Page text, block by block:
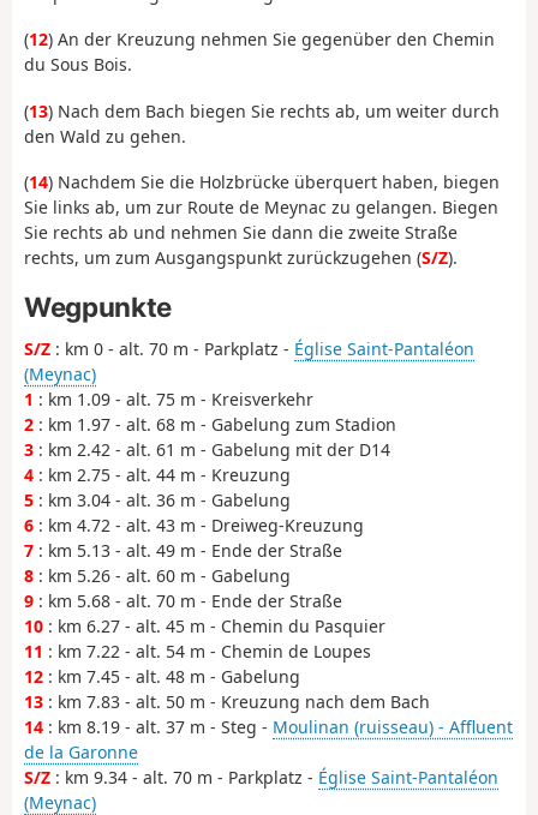
(12) An der Kreuzung nehmen Sie gegenüber den Chemin
du Sous Bois.
(13) Nach dem Bach biegen Sie rechts ab, um weiter durch
den Wald zu gehen.
(14) Nachdem Sie die Holzbrücke überquert haben, biegen
Sie links ab, um zur Route de Meynac zu gelangen. Biegen
Sie rechts ab und nehmen Sie dann die zweite Straße
rechts, um zum Ausgangspunkt zurückzugehen (S/Z).
Wegpunkte
S/Z : km 0 - alt. 70 m - Parkplatz - Église Saint-Pantaléon
(Meynac)
1 : km 1.09 - alt. 75 m - Kreisverkehr
2 : km 1.97 - alt. 68 m - Gabelung zum Stadion
3 : km 2.42 - alt. 61 m - Gabelung mit der D14
4 : km 2.75 - alt. 44 m - Kreuzung
5 : km 3.04 - alt. 36 m - Gabelung
6 : km 4.72 - alt. 43 m - Dreiweg-Kreuzung
7 : km 5.13 - alt. 49 m - Ende der Straße
8 : km 5.26 - alt. 60 m - Gabelung
9 : km 5.68 - alt. 70 m - Ende der Straße
10 : km 6.27 - alt. 45 m - Chemin du Pasquier
11 : km 7.22 - alt. 54 m - Chemin de Loupes
12 : km 7.45 - alt. 48 m - Gabelung
13 : km 7.83 - alt. 50 m - Kreuzung nach dem Bach
14 : km 8.19 - alt. 37 m - Steg - Moulinan (ruisseau) - Affluent
de la Garonne
S/Z : km 9.34 - alt. 70 m - Parkplatz - Église Saint-Pantaléon
(Meynac)